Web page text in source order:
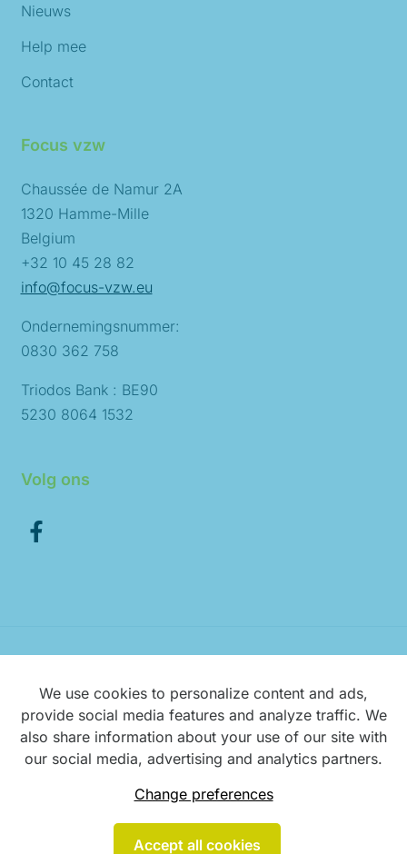
Nieuws
Help mee
Contact
Focus vzw
Chaussée de Namur 2A
1320 Hamme-Mille
Belgium
+32 10 45 28 82
info@focus-vzw.eu
Ondernemingsnummer:
0830 362 758
Triodos Bank : BE90
5230 8064 1532
Volg ons
Privacy
design by vector bross
We use cookies to personalize content and ads,
provide social media features and analyze traffic. We
also share information about your use of our site with
our social media, advertising and analytics partners.
Change preferences
Accept all cookies